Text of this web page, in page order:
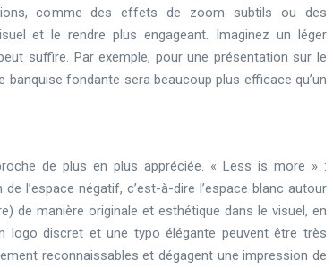
comme des effets de zoom subtils ou des
et le rendre plus engageant. Imaginez un léger
suffire. Par exemple, pour une présentation sur le
fondante sera beaucoup plus efficace qu’un
de plus en plus appréciée. « Less is more » :
l’espace négatif, c’est-à-dire l’espace blanc autour
de manière originale et esthétique dans le visuel, en
logo discret et une typo élégante peuvent être très
reconnaissables et dégagent une impression de